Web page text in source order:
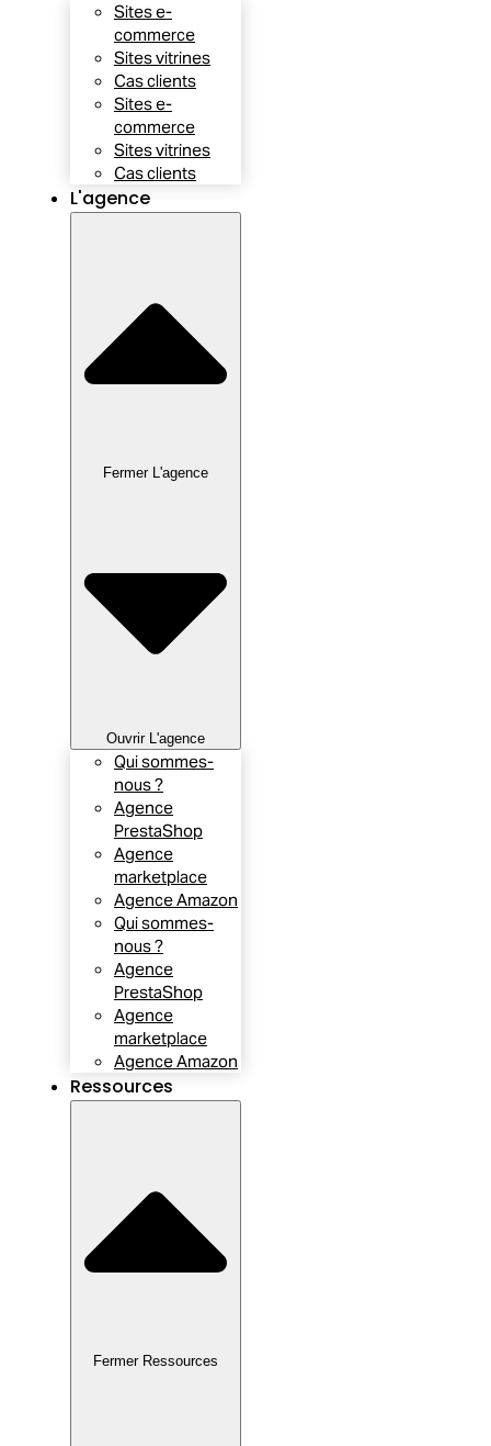
Sites e-
commerce
Sites vitrines
Cas clients
Sites e-
commerce
Sites vitrines
Cas clients
L'agence
Fermer L'agence
Ouvrir L'agence
Qui sommes-
nous ?
Agence
PrestaShop
Agence
marketplace
Agence Amazon
Qui sommes-
nous ?
Agence
PrestaShop
Agence
marketplace
Agence Amazon
Ressources
Fermer Ressources